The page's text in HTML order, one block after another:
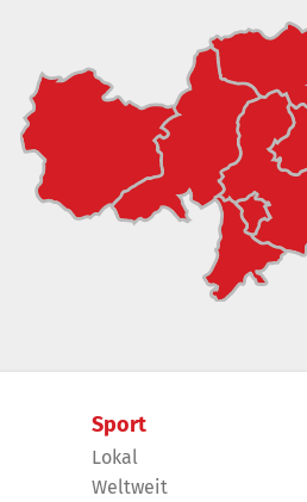
Sport
Lokal
Weltweit